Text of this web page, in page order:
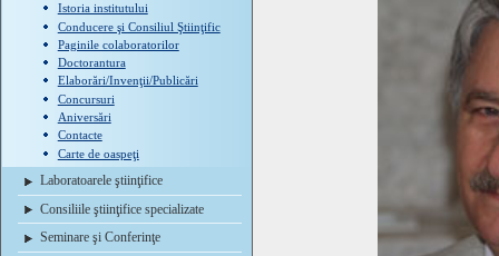
Istoria institutului
Conducere şi Consiliul Ştiinţific
Paginile colaboratorilor
Doctorantura
Elaborări/Invenţii/Publicări
Concursuri
Aniversări
Contacte
Carte de oaspeţi
Laboratoarele ştiinţifice
Consiliile ştiinţifice specializate
Seminare şi Conferinţe